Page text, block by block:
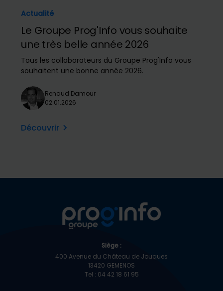
Actualité
Le Groupe Prog'Info vous souhaite
une très belle année 2026
Tous les collaborateurs du Groupe Prog'Info vous
souhaitent une bonne année 2026.
Renaud Damour
02.01.2026
Découvrir
Siège :
400 Avenue du Château de Jouques
13420 GEMENOS
Tel : 04 42 18 61 95